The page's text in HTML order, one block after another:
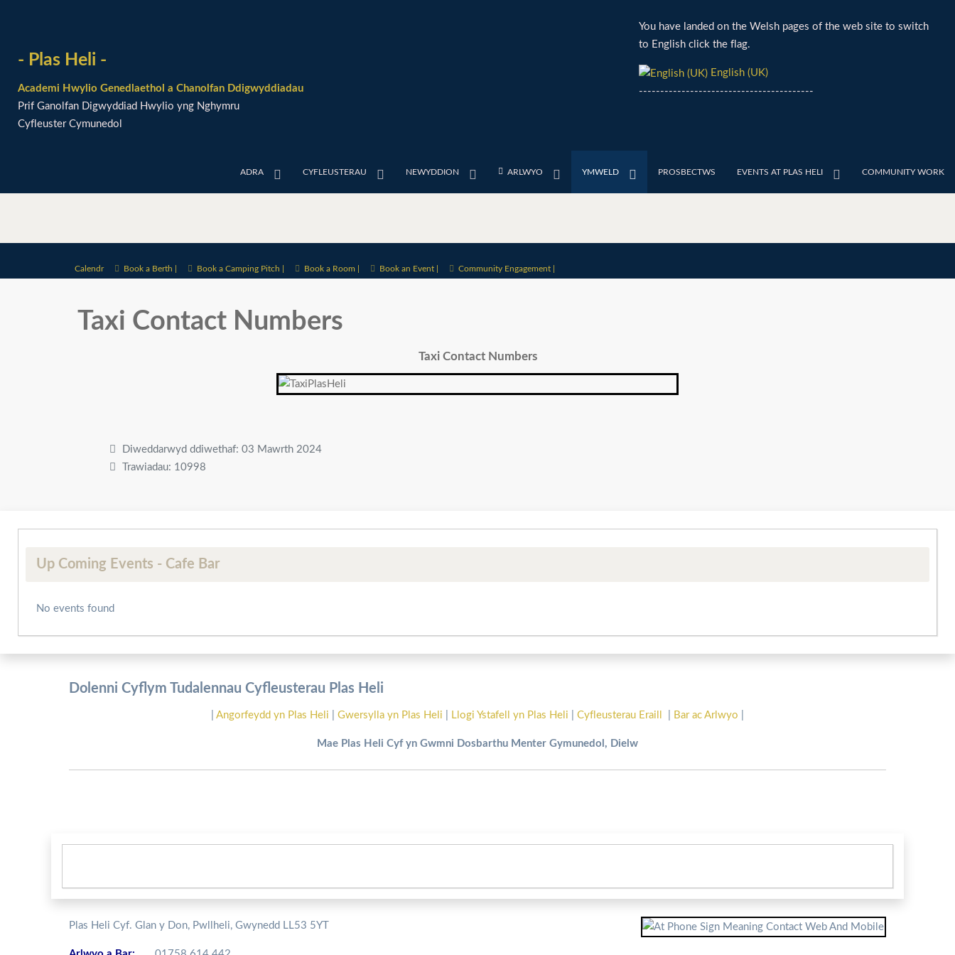
- Plas Heli -
Academi Hwylio Genedlaethol a Chanolfan Ddigwyddiadau
Prif Ganolfan Digwyddiad Hwylio yng Nghymru
Cyfleuster Cymunedol
You have landed on the Welsh pages of the web site to switch
to English click the flag.
English (UK)
-----------------------------------------
ADRA CYFLEUSTERAU NEWYDDION ARLWYO YMWELD PROSBECTWS EVENTS AT PLAS HELI COMMUNITY WORK
Calendr Book a Berth | Book a Camping Pitch | Book a Room | Book an Event | Community Engagement |
Taxi Contact Numbers
Taxi Contact Numbers
Diweddarwyd ddiwethaf: 03 Mawrth 2024
Trawiadau: 10998
Up Coming Events - Cafe Bar
No events found
Dolenni Cyflym Tudalennau Cyfleusterau Plas Heli
Angorfeydd yn Plas Heli Gwersylla yn Plas Heli Llogi Ystafell yn Plas Heli Cyfleusterau Eraill Bar ac Arlwyo
Mae Plas Heli Cyf yn Gwmni Dosbarthu Menter Gymunedol, Dielw
Plas Heli Cyf. Glan y Don, Pwllheli, Gwynedd LL53 5YT